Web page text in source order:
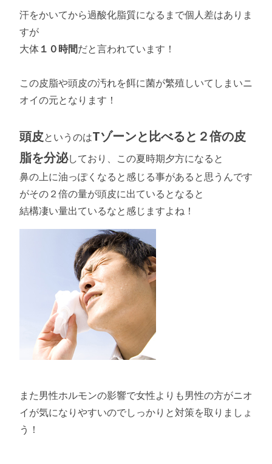
汗をかいてから過酸化脂質になるまで個人差はありま
すが
大体１０時間だと言われています！
この皮脂や頭皮の汚れを餌に菌が繁殖しいてしまいニ
オイの元となります！
頭皮というのはTゾーンと比べると２倍の皮
脂を分泌しており、この夏時期夕方になると
鼻の上に油っぽくなると感じる事があると思うんです
がその２倍の量が頭皮に出ているとなると
結構凄い量出ているなと感じますよね！
また男性ホルモンの影響で女性よりも男性の方がニオ
イが気になりやすいのでしっかりと対策を取りましょ
う！